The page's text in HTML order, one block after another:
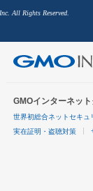
All Rights Reserved.
GMOインターネッ
世界初総合ネットセキュ
実在証明・盗聴対策